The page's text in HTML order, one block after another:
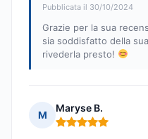
Pubblicata il 30/10/2024
Grazie per la sua
sia soddisfatto della
rivederla presto!
M
Maryse B.
Nota: 5 su 5